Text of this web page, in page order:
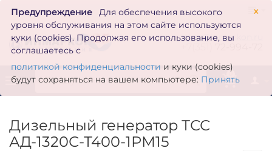
×
Предупреждение
Для обеспечения высокого
уровня обслуживания на этом сайте используются
куки (cookies). Продолжая его использование, вы
соглашаетесь с
политикой конфиденциальности и куки (cookies)
будут сохраняться на вашем компьютере: Принять
zakaz@inmarkon.ru
0
Дизельный генератор ТСС
АД-1320С-Т400-1РМ15